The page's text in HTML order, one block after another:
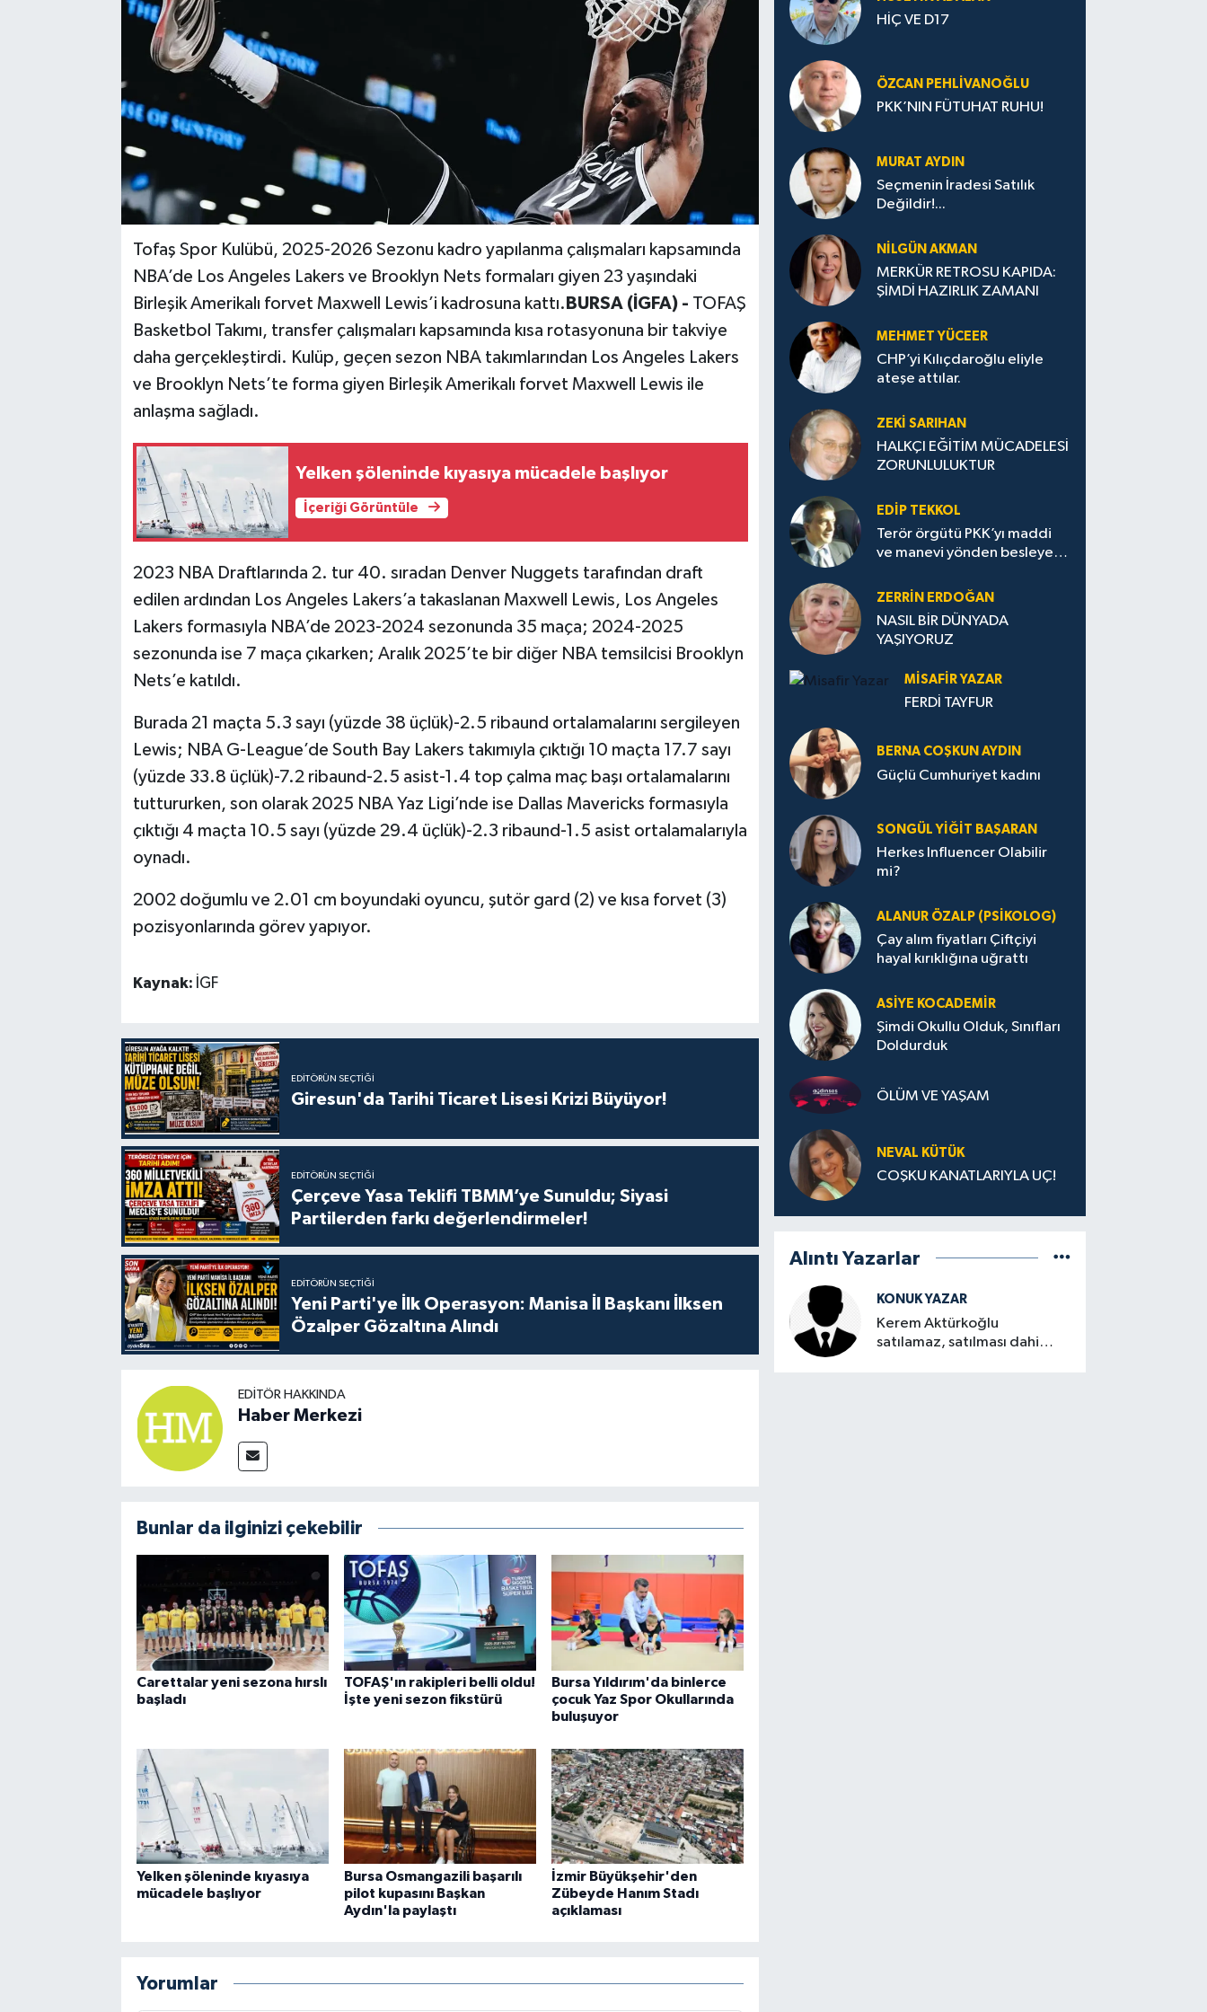
Tofaş Spor Kulübü, 2025-2026 Sezonu kadro yapılanma çalışmaları kapsamında
NBA’de Los Angeles Lakers ve Brooklyn Nets formaları giyen 23 yaşındaki
Birleşik Amerikalı forvet Maxwell Lewis’i kadrosuna kattı. BURSA (İGFA) - TOFAŞ
Basketbol Takımı, transfer çalışmaları kapsamında kısa rotasyonuna bir takviye
daha gerçekleştirdi. Kulüp, geçen sezon NBA takımlarından Los Angeles Lakers
ve Brooklyn Nets’te forma giyen Birleşik Amerikalı forvet Maxwell Lewis ile
anlaşma sağladı.
Yelken şöleninde kıyasıya mücadele başlıyor
İçeriği Görüntüle
2023 NBA Draftlarında 2. tur 40. sıradan Denver Nuggets tarafından draft
edilen ardından Los Angeles Lakers’a takaslanan Maxwell Lewis, Los Angeles
Lakers formasıyla NBA’de 2023-2024 sezonunda 35 maça; 2024-2025
sezonunda ise 7 maça çıkarken; Aralık 2025’te bir diğer NBA temsilcisi Brooklyn
Nets’e katıldı.
Burada 21 maçta 5.3 sayı (yüzde 38 üçlük)-2.5 ribaund ortalamalarını sergileyen
Lewis; NBA G-League’de South Bay Lakers takımıyla çıktığı 10 maçta 17.7 sayı
(yüzde 33.8 üçlük)-7.2 ribaund-2.5 asist-1.4 top çalma maç başı ortalamalarını
tuttururken, son olarak 2025 NBA Yaz Ligi’nde ise Dallas Mavericks formasıyla
çıktığı 4 maçta 10.5 sayı (yüzde 29.4 üçlük)-2.3 ribaund-1.5 asist ortalamalarıyla
oynadı.
2002 doğumlu ve 2.01 cm boyundaki oyuncu, şutör gard (2) ve kısa forvet (3)
pozisyonlarında görev yapıyor.
Kaynak: İGF
EDITÖRÜN SEÇTIĞI
Giresun'da Tarihi Ticaret Lisesi Krizi Büyüyor!
EDITÖRÜN SEÇTIĞI
Çerçeve Yasa Teklifi TBMM’ye Sunuldu; Siyasi
Partilerden farkı değerlendirmeler!
EDITÖRÜN SEÇTIĞI
Yeni Parti'ye İlk Operasyon: Manisa İl Başkanı İlksen
Özalper Gözaltına Alındı
EDITÖR HAKKINDA
Haber Merkezi
Bunlar da ilginizi çekebilir
Carettalar yeni sezona hırslı
başladı
TOFAŞ'ın rakipleri belli oldu!
İşte yeni sezon fikstürü
Bursa Yıldırım'da binlerce
çocuk Yaz Spor Okullarında
buluşuyor
Yelken şöleninde kıyasıya
mücadele başlıyor
Bursa Osmangazili başarılı
pilot kupasını Başkan
Aydın'la paylaştı
İzmir Büyükşehir'den
Zübeyde Hanım Stadı
açıklaması
Yorumlar
HİÇ VE D17
ÖZCAN PEHLIVANOĞLU
PKK’NIN FÜTUHAT RUHU!
MURAT AYDIN
Seçmenin İradesi Satılık
Değildir!...
NILGÜN AKMAN
MERKÜR RETROSU KAPIDA:
ŞİMDİ HAZIRLIK ZAMANI
MEHMET YÜCEER
CHP’yi Kılıçdaroğlu eliyle
ateşe attılar.
ZEKI SARIHAN
HALKÇI EĞİTİM MÜCADELESİ
ZORUNLULUKTUR
EDIP TEKKOL
Terör örgütü PKK’yı maddi
ve manevi yönden besleyen
ZERRIN ERDOĞAN
NASIL BİR DÜNYADA
YAŞIYORUZ
MISAFIR YAZAR
FERDİ TAYFUR
BERNA COŞKUN AYDIN
Güçlü Cumhuriyet kadını
SONGÜL YIĞIT BAŞARAN
Herkes Influencer Olabilir
mi?
ALANUR ÖZALP (PSIKOLOG)
Çay alım fiyatları Çiftçiyi
hayal kırıklığına uğrattı
ASIYE KOCADEMİR
Şimdi Okullu Olduk, Sınıfları
Doldurduk
ÖLÜM VE YAŞAM
NEVAL KÜTÜK
COŞKU KANATLARIYLA UÇ!
Alıntı Yazarlar
KONUK YAZAR
Kerem Aktürkoğlu
satılamaz, satılması dahi